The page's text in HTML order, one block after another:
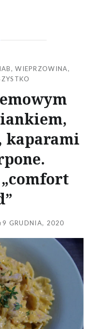
,WIEPRZOWINA,
kaparami
9 GRUDNIA, 2020